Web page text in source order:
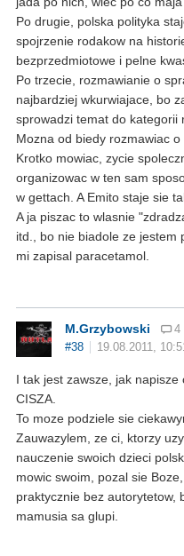
Po drugie, polska polityka
spojrzenie rodakow na
bezprzedmiotowe i pelne
Po trzecie, rozmawianie o
najbardziej wkurwiajace, bo
sprowadzi temat do kategorii
Mozna od biedy rozmawiac
Krotko mowiac, zycie
organizowac w ten sam
w gettach. A Emito staje sie
A ja piszac to wlasnie
itd., bo nie biadole ze jestem
mi zapisal paracetamol.
M.Grzybowski
4
#38
19.08.2011,
I tak jest zawsze, jak napisze
CISZA.
To moze podziele sie
Zauwazylem, ze ci, ktorzy
nauczenie swoich dzieci
mowic swoim, pozal sie
praktycznie bez autorytetow,
mamusia sa glupi.